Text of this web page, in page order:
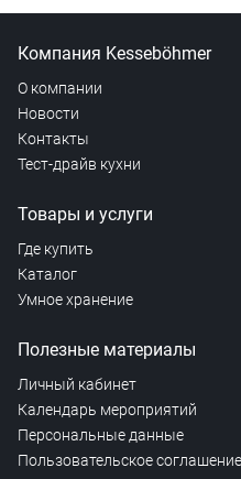
Компания Kesseböhmer
О компании
Новости
Контакты
Тест-драйв кухни
Товары и услуги
Где купить
Каталог
Умное хранение
Полезные материалы
Личный кабинет
Календарь мероприятий
Персональные данные
Пользовательское соглашение